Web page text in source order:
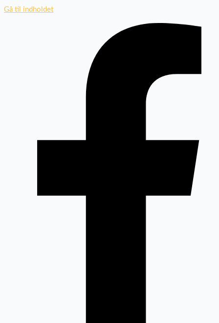
Gå til indholdet